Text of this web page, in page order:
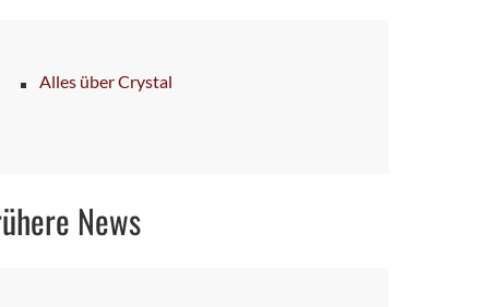
Alles über Crystal
News